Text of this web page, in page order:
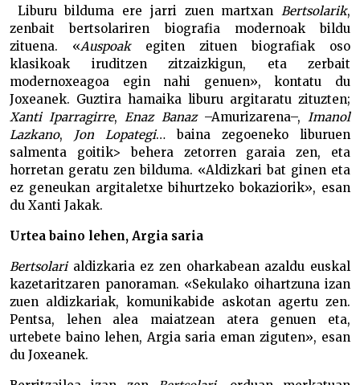
Liburu bilduma ere jarri zuen martxan Bertsolarik,
zenbait bertsolariren biografia modernoak bildu
zituena. «Auspoakegiten zituen biografiak oso
klasikoak iruditzen zitzaizkigun, eta zerbait
modernoxeagoa egin nahi genuen», kontatu du
Joxeanek. Guztira hamaika liburu argitaratu zituzten;
Xanti Iparragirre,Enaz Banaz–Amurizarena–,Imanol
Lazkano, Jon Lopategi… baina zegoeneko liburuen
salmenta goitik> behera zetorren garaia zen, eta
horretan geratu zen bilduma. «Aldizkari bat ginen eta
ez geneukan argitaletxe bihurtzeko bokaziorik», esan
du Xanti Jakak.
Urtea baino lehen, Argia saria
Bertsolarialdizkaria ez zen oharkabean azaldu euskal
kazetaritzaren panoraman. «Sekulako oihartzuna izan
zuen aldizkariak, komunikabide askotan agertu zen.
Pentsa, lehen alea maiatzean atera genuen eta,
urtebete baino lehen, Argia saria eman ziguten», esan
du Joxeanek.